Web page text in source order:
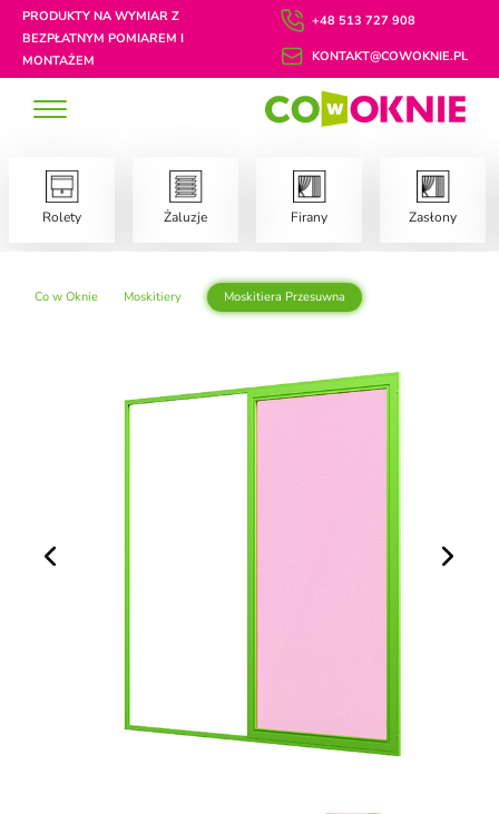
PRODUKTY NA WYMIAR Z
BEZPŁATNYM POMIAREM I
MONTAŻEM
+48 513 727 908
KONTAKT@COWOKNIE.PL
Rolety Żaluzje Firany Zasłony
Co w Oknie Moskitiery Moskitiera Przesuwna